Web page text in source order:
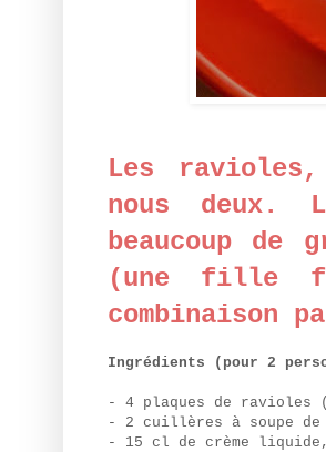
Les
nous deux.
beaucoup de
(une fille
combinaison
Ingrédients (pour 2
- 4 plaques de ravioles
- 2 cuillères à soupe de
- 15 cl de crème liquide,